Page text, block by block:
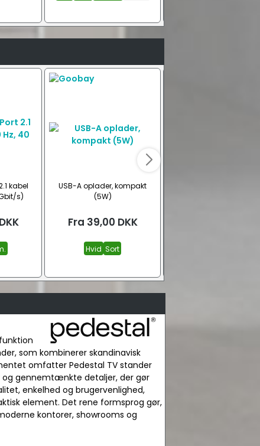
kabel
s)
DKK
USB-A oplader, kompakt
(5W)
Fra 39,00 DKK
Hvid Sort
som kombinerer skandinavisk
omfatter Pedestal TV stander
og gennemtænkte detaljer, der gør
enkelhed og brugervenlighed,
element. Det rene formsprog gør,
kontorer, showrooms og